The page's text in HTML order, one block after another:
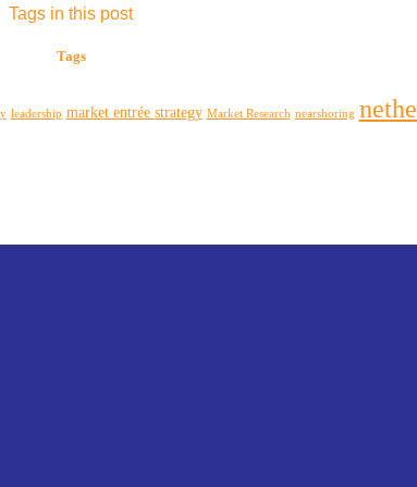
Tags in this post
Tags
leadership market entrée strategy Market Research nearshoring